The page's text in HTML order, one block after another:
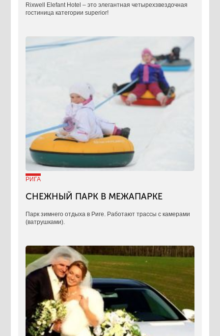
Rixwell Elefant Hotel ‒ это элегантная четырехзвездочная
гостиница категории superior!
РИГА
СНЕЖНЫЙ ПАРК В МЕЖАПАРКЕ
Парк зимнего отдыха в Риге. Работают трассы с камерами
(ватрушками).